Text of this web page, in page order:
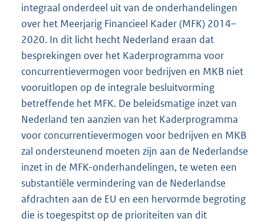
integraal onderdeel uit van de onderhandelingen
over het Meerjarig Financieel Kader (MFK) 2014–
2020. In dit licht hecht Nederland eraan dat
besprekingen over het Kaderprogramma voor
concurrentievermogen voor bedrijven en MKB niet
vooruitlopen op de integrale besluitvorming
betreffende het MFK. De beleidsmatige inzet van
Nederland ten aanzien van het Kaderprogramma
voor concurrentievermogen voor bedrijven en MKB
zal ondersteunend moeten zijn aan de Nederlandse
inzet in de MFK-onderhandelingen, te weten een
substantiële vermindering van de Nederlandse
afdrachten aan de EU en een hervormde begroting
die is toegespitst op de prioriteiten van dit